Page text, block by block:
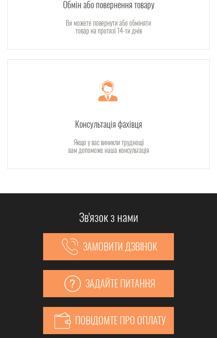
Обмін або повернення товару
Ви можете повернути або обміняти
товар на протязі 14-ти днів
Консультація фахівця
Якщо у вас виникли труднощі
вам допоможе наша консультація
Зв'язок з нами
ЗАМОВИТИ ДЗВІНОК
ЗАДАЙТЕ ПИТАННЯ
ПОВІДОМТЕ ПРО ОПЛАТУ